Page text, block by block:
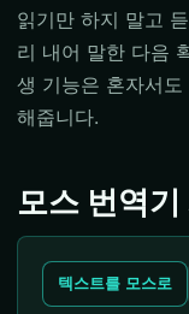
읽기만 하지 말고
리 내어 말한 다음
생 기능은 혼자서
해줍니다.
모스 번역기
텍스트를 모스로